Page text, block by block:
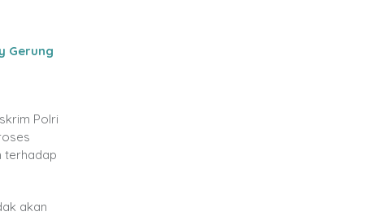
Gerung
Polri
terhadap
akan